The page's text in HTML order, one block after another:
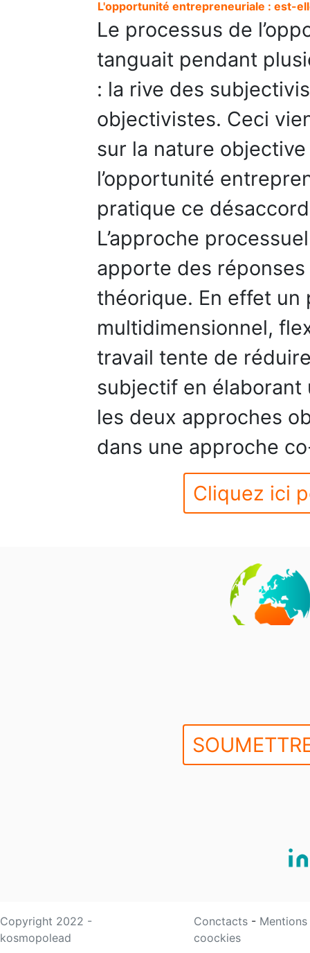
L'opportunité entrepreneuriale : est-
Le processus de
tanguait pendant
: la rive des
objectivistes. Ceci
sur la nature
l’opportunité
pratique ce
L’approche
apporte des
théorique. En effet un
multidimensionnel,
travail tente de
subjectif en
les deux approches
dans une approche
Cliquez ici
Copyright 2022 -
kosmopolead
Conctacts -
coockies